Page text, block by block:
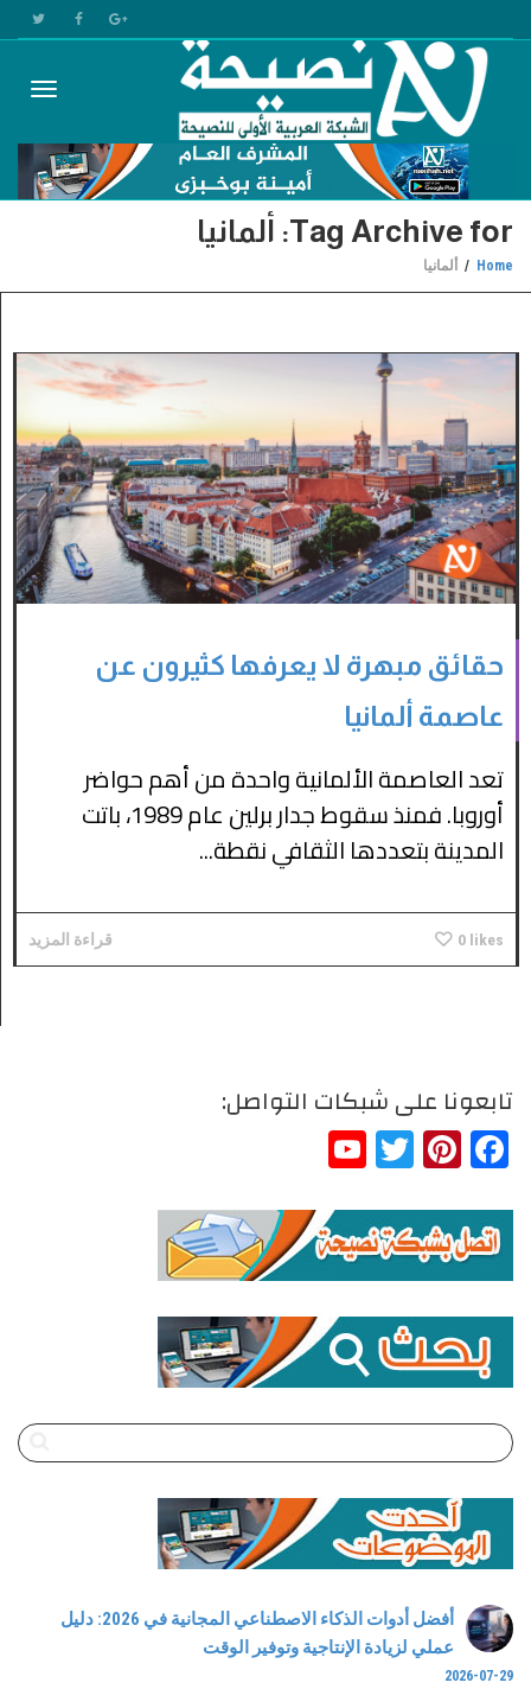
Tag Archive for: ألمانيا
Home ألمانيا
حقائق مبهرة لا يعرفها كثيرون عن
عاصمة ألمانيا
تعد العاصمة الألمانية واحدة من أهم حواضر
أوروبا. فمنذ سقوط جدار برلين عام 1989، باتت
المدينة بتعددها الثقافي نقطة...
0 likes قراءة المزيد
تابعونا على شبكات التواصل:
Facebook
Pinterest
Twitter
أفضل أدوات الذكاء الاصطناعي المجانية في 2026: دليل
عملي لزيادة الإنتاجية وتوفير الوقت
2026-07-29